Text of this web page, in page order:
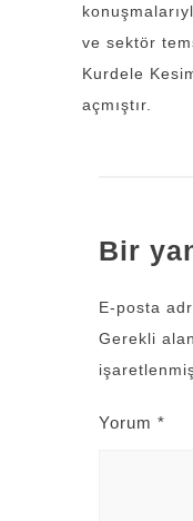
ve sektör
Kurdele
açmıştır.
Bir
E-posta
Gerekli
Yorum *